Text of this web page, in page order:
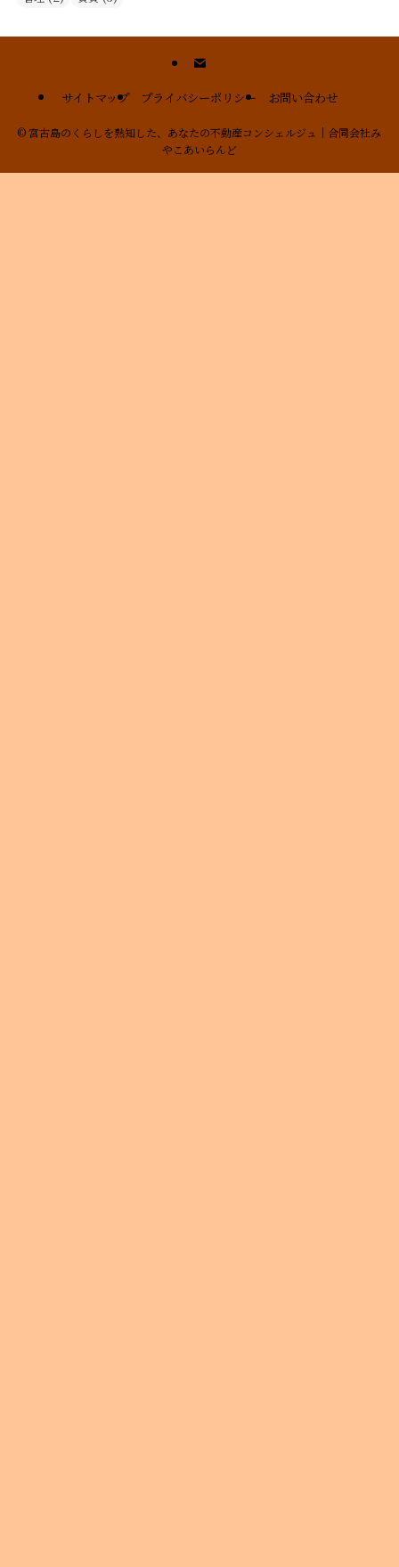
サイトマップ プライバシーポリシー お問い合わせ
©宮古島のくらしを熟知した、あなたの不動産コンシェルジュ｜合同会社み
やこあいらんど